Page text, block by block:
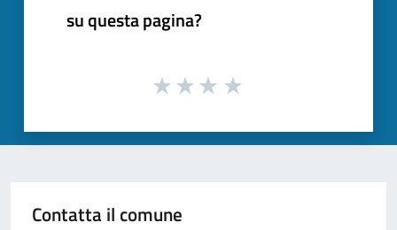
su questa pagina?
Contatta il comune